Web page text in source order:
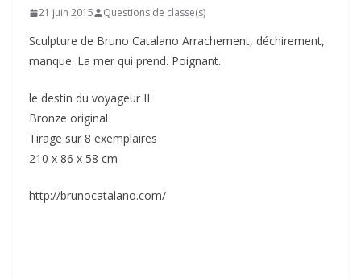
21 juin 2015 Questions de classe(s)
Sculpture de Bruno Catalano Arrachement, déchirement,
manque. La mer qui prend. Poignant.
le destin du voyageur II
Bronze original
Tirage sur 8 exemplaires
210 x 86 x 58 cm
http://brunocatalano.com/